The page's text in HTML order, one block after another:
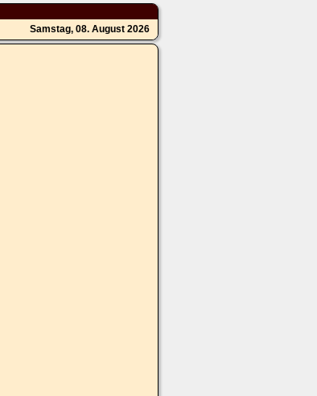
Samstag, 08. August 2026